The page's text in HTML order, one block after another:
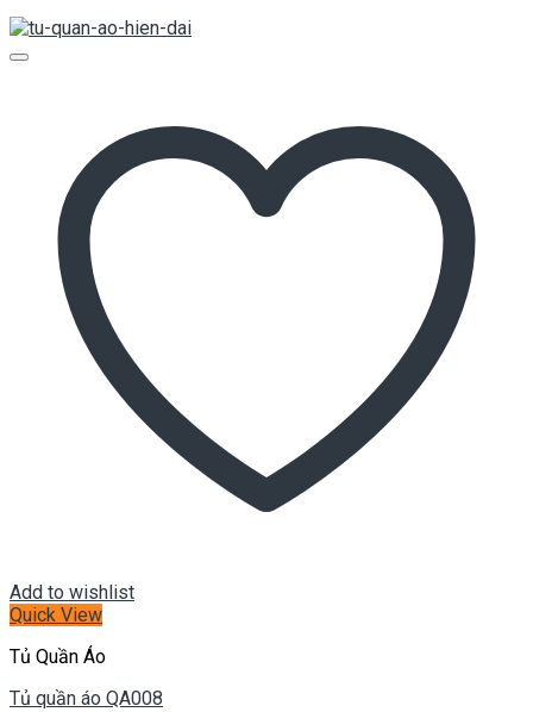
Add to wishlist
Quick View
Tủ Quần Áo
Tủ quần áo QA008